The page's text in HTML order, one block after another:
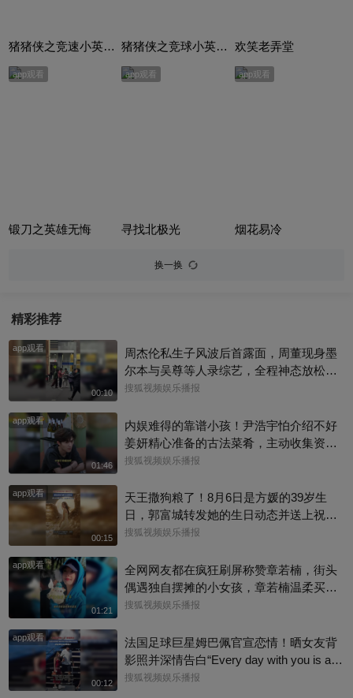
猪猪侠之竞速小英雄合集 猪猪侠之竞球小英雄合集 欢笑老弄堂
app观看
锻刀之英雄无悔
app观看
寻找北极光
app观看
烟花易冷
换一换
精彩推荐
app观看
00:10
周杰伦私生子风波后首露面，周董现身墨
尔本与吴尊等人录综艺，全程神态放松、
有说有笑，还主动向路人打招呼，完全没
杰威尔已发声明追责，清者自清#周杰伦
搜狐视频娱乐播报
app观看
01:46
内娱难得的靠谱小孩！尹浩宇怕介绍不好
姜妍精心准备的古法菜肴，主动收集资料
做PDF菜单，标注菜品地域背景配图，连
中餐厅这个暖心片段！#尹浩宇 #姜妍
搜狐视频娱乐播报
app观看
00:15
天王撒狗粮了！8月6日是方媛的39岁生
日，郭富城转发她的生日动态并送上祝
福：“祝老婆生日快乐，身体健康，心想事
甜蜜幸福~
搜狐视频娱乐播报
app观看
01:21
全网网友都在疯狂刷屏称赞章若楠，街头
偶遇独自摆摊的小女孩，章若楠温柔买下
全部小羊，全程弯腰平视小朋友，一举一
包，是她照顾到小孩的自尊心，平等对
待，善意又体面，这种细碎的善意真的很
圈粉～@星同事 @搜狐综艺 @明星狐 #章
搜狐视频娱乐播报
app观看
00:12
法国足球巨星姆巴佩官宣恋情！晒女友背
影照并深情告白“Every day with you is a s
unny day. 有你在的每一天 都是晴天”，据
搜狐视频娱乐播报